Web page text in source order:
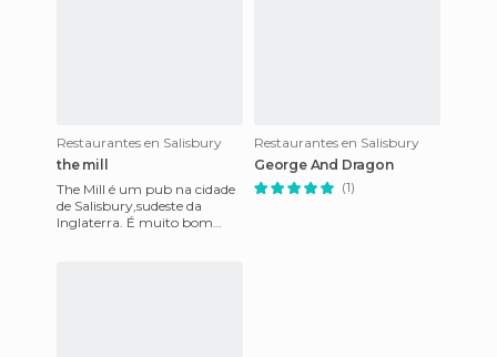
Restaurantes en Salisbury
the mill
The Mill é um pub na cidade
de Salisbury,sudeste da
Inglaterra. É muito bom
Restaurantes en Salisbury
George And Dragon
(1)